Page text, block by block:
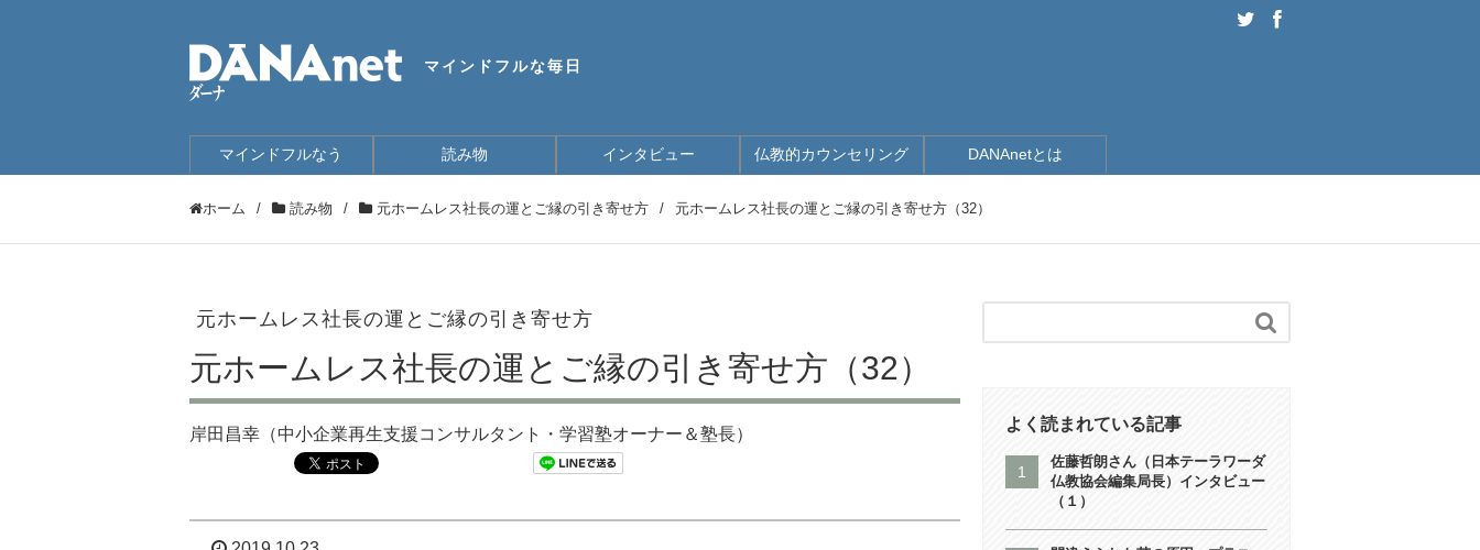
マインドフルな毎日
マインドフルなう 読み物 インタビュー 仏教的カウンセリング DANAnetとは
ホーム / 読み物 / 元ホームレス社長の運とご縁の引き寄せ方 / 元ホームレス社長の運とご縁の引き寄せ方（32）
元ホームレス社長の運とご縁の引き寄せ方
元ホームレス社長の運とご縁の引き寄せ方（32）
岸田昌幸（中小企業再生支援コンサルタント・学習塾オーナー＆塾長）

よく読まれている記事
佐藤哲朗さん（日本テーラワーダ
仏教協会編集局長）インタビュー
（１）